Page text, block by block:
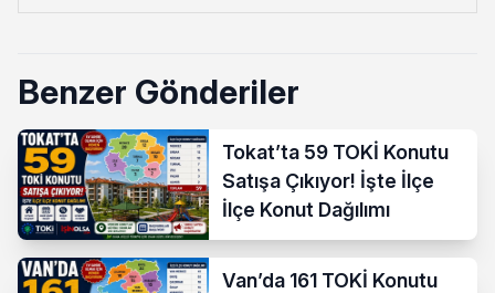
Benzer Gönderiler
Tokat’ta 59 TOKİ Konutu
Satışa Çıkıyor! İşte İlçe
İlçe Konut Dağılımı
Van’da 161 TOKİ Konutu